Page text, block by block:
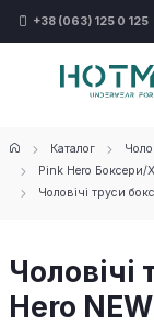
+38 (063) 125 0 125
Каталог
Pink Hero Боксери/
Чоловічі труси
Чоловічі
Hero